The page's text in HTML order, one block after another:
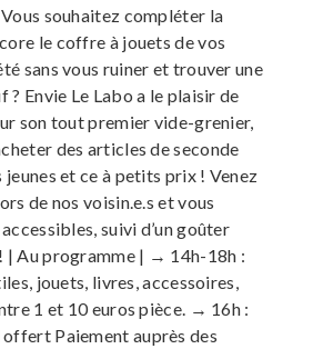
souhaitez compléter la
le coffre à jouets de vos
sans vous ruiner et trouver une
? Envie Le Labo a le plaisir de
son tout premier vide-grenier,
des articles de seconde
jeunes et ce à petits prix ! Venez
de nos voisin.e.s et vous
suivi d’un goûter
Au programme | → 14h-18h :
jouets, livres, accessoires,
1 et 10 euros pièce. → 16h :
Paiement auprès des